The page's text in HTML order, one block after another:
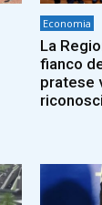
Economia
La
fianco
pratese